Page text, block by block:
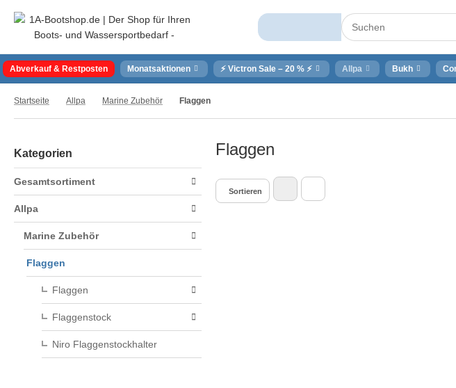
Abverkauf & Restposten Monatsaktionen ⚡ Victron Sale – 20 % ⚡ Allpa Bukh
Startseite Allpa Marine Zubehör Flaggen
Kategorien
Gesamtsortiment
Allpa
Marine Zubehör
Flaggen
Flaggen
Flaggenstock
Niro Flaggenstockhalter
Flaggen
Sortieren